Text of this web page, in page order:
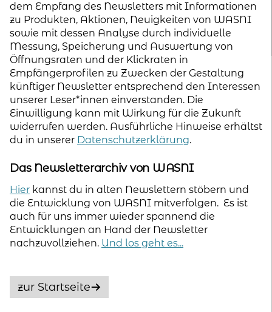
dem Empfang des Newsletters mit Informationen
zu Produkten, Aktionen, Neuigkeiten von WASNI
sowie mit dessen Analyse durch individuelle
Messung, Speicherung und Auswertung von
Öffnungsraten und der Klickraten in
Empfängerprofilen zu Zwecken der Gestaltung
künftiger Newsletter entsprechend den Interessen
unserer Leser*innen einverstanden. Die
Einwilligung kann mit Wirkung für die Zukunft
widerrufen werden. Ausführliche Hinweise erhältst
du in unserer Datenschutzerklärung.
Das Newsletterarchiv von WASNI
Hier kannst du in alten Newslettern stöbern und
die Entwicklung von WASNI mitverfolgen. Es ist
auch für uns immer wieder spannend die
Entwicklungen an Hand der Newsletter
nachzuvollziehen. Und los geht es...
zur Startseite